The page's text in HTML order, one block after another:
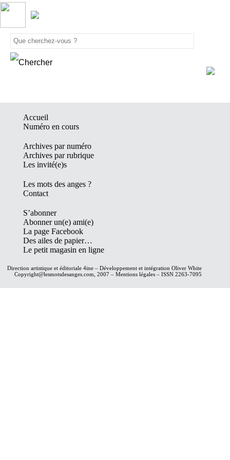
Accueil
Numéro en cours
Archives par numéro
Archives par rubrique
Les invité(e)s
Les mots des anges ?
Contact
S’abonner
Abonner un(e) ami(e)
La page Facebook
Des ailes de papier…
Le petit magasin en ligne
Direction artistique et éditoriale 4ine – Développement et intégration Oliver White
Copyright@lesmotsdesanges.com, 2007 – Mentions légales – ISSN 2263-7095